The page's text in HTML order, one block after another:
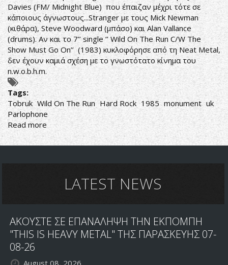
Davies (FM/ Midnight Blue) που έπαιζαν μέχρι τότε σε
κάποιους άγνωστους...Stranger με τους Mick Newman
(κιθάρα), Steve Woodward (μπάσο) και Alan Vallance
(drums). Αν και το 7’’ single ‘’ Wild On The Run C/W The
Show Must Go On’’ (1983) κυκλοφόρησε από τη Neat Metal,
δεν έχουν καμιά σχέση με το γνωστότατο κίνημα του
n.w.o.b.h.m.
Tags:
Tobruk Wild On The Run Hard Rock 1985 monument uk
Parlophone
Read more about
Tobruk
–
LATEST NEWS
ΑΚΟΥΣΤΕ ΣΕ ΕΠΑΝΑΛΗΨΗ ΤΗΝ ΕΚΠΟΜΠΗ
"THIS IS HEAVY METAL" ΤΗΣ ΠΑΡΑΣΚΕΥΗΣ 07-
08-26
August 08, 2026